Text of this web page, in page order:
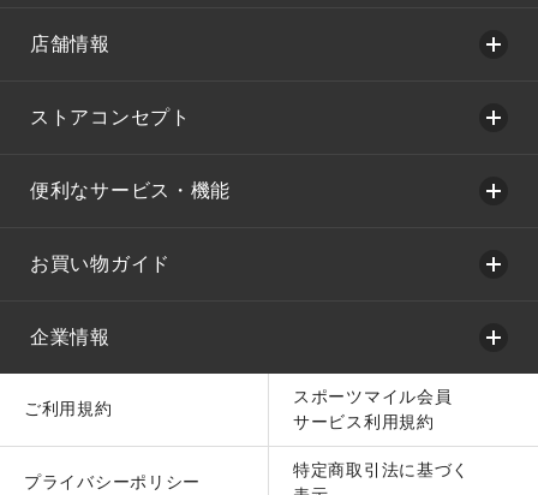
店舗情報
ストアコンセプト
便利なサービス・機能
お買い物ガイド
企業情報
ご利用規約
スポーツマイル会員
サービス利用規約
プライバシーポリシー
特定商取引法に基づく